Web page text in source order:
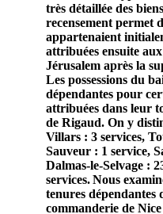
très détaillée des
recensement permet
appartenaient
attribuées ensuite
Jérusalem après la
Les possessions du
dépendantes pour
attribuées dans leur
de Rigaud. On y
Villars : 3 services,
Sauveur : 1 service,
Dalmas-le-Selvage :
services. Nous
tenures dépendantes
commanderie de